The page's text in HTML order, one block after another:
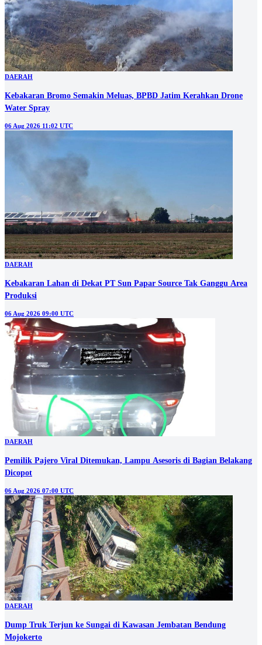
DAERAH
Kebakaran Bromo Semakin Meluas, BPBD Jatim Kerahkan Drone
Water Spray
06 Aug 2026 11:02 UTC
DAERAH
Kebakaran Lahan di Dekat PT Sun Papar Source Tak Ganggu Area
Produksi
06 Aug 2026 09:00 UTC
DAERAH
Pemilik Pajero Viral Ditemukan, Lampu Asesoris di Bagian Belakang
Dicopot
06 Aug 2026 07:00 UTC
DAERAH
Dump Truk Terjun ke Sungai di Kawasan Jembatan Bendung
Mojokerto